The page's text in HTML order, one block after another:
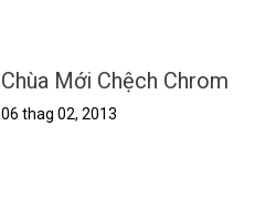
Chùa Mới Chệch Chrom
06 thag 02, 2013